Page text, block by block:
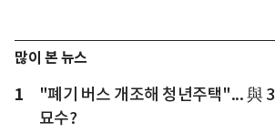
많이 본 뉴스
1
"폐기 버스 개조해 청년주택"... 與
묘수?